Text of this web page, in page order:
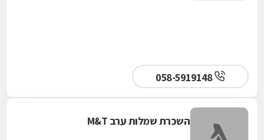
058-5919148
השכרת שמלות ערב M&T